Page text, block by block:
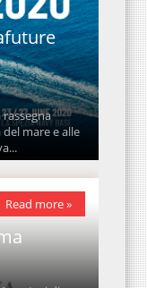
rassegna
mare e alle
Read more »